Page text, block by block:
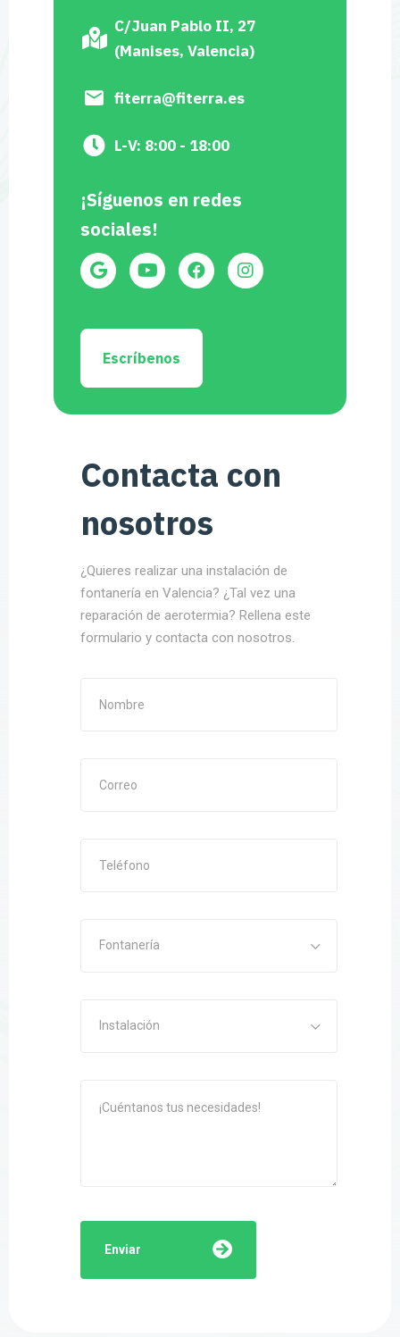
C/Juan Pablo II, 27
(Manises, Valencia)
fiterra@fiterra.es
L-V: 8:00 - 18:00
¡Síguenos en redes
sociales!
Escríbenos
Contacta con
nosotros
¿Quieres realizar una instalación de
fontanería en Valencia? ¿Tal vez una
reparación de aerotermia? Rellena este
formulario y contacta con nosotros.
Fontanería
Instalación
Enviar